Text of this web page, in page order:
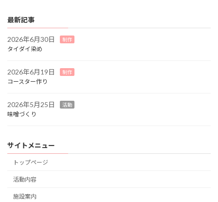
最新記事
2026年6月30日 制作
タイダイ染め
2026年6月19日 制作
コースター作り
2026年5月25日 活動
味噌づくり
サイトメニュー
トップページ
活動内容
施設案内